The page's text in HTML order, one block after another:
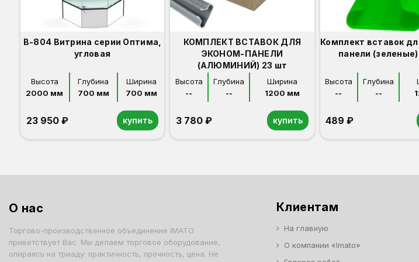
В-804 Витрина серии Оптима,
угловая
Высота
2000 мм
Глубина
700 мм
Ширина
700 мм
23 950 ₽ купить
КОМПЛЕКТ ВСТАВОК ДЛЯ
ЭКОНОМ-ПАНЕЛИ
(АЛЮМИНИЙ) 23 шт
Высота
--
Глубина
--
Ширина
1200 мм
3 780 ₽ купить
Комплект вставок
панели
Высота
--
Глубина
--
489 ₽
О нас
Торгово-производственное объединение IMATO
приветствует Вас. Мы делаем торговое оборудование,
опираясь на триаду: практичность, прочность, цена. Не
Клиентам
На главную
О компании «Imato»